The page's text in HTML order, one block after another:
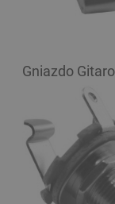
Gniazdo